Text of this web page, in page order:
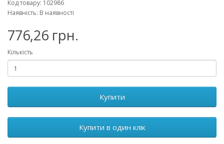
Код товару: 102986
Наявність: В наявності
776,26 грн.
Кількість
Купити
Купити в один клік